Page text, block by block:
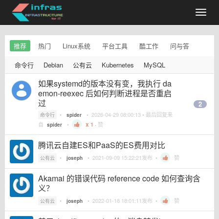
推荐 热门 Linux系统 平台工具 酷工作 问与答
命令行 Debian 公有云 Kubernetes MySQL
如果systemd的版本没有变，我执行 da
emon-reexec 后如何判断进程是否重启
过
命令行 • spider • 2026-04-29 08:00:13 • 最后回复来
自 spider • 1 · 赞
2
腾讯云自建ES和PaaS的ES费用对比
公有云 • joseph • 2021-09-09 15:22:21发布 • 赞
Akamai 的错误代码 reference code 如何查询含
义？
公有云 • joseph • 2022-01-18 18:01:11发布 • 赞